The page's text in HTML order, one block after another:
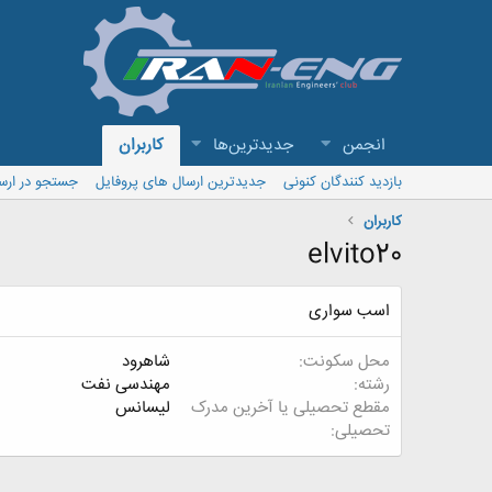
انجمن جدیدترین‌ها کاربران
بازدید کنندگان کنونی جدیدترین ارسال های پروفایل
جستجو در
کاربران
elvito20
اسب سواری
محل سکونت
شاهرود
رشته
مهندسی نفت
مقطع تحصیلی یا آخرین مدرک
تحصیلی
لیسانس